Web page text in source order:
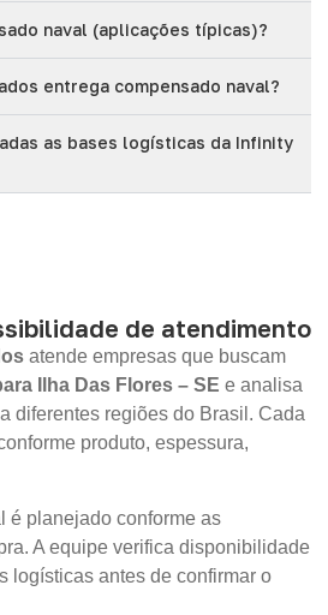
naval (aplicações típicas)?
entrega compensado naval?
as bases logísticas da Infinity
de atendimento
atende empresas que buscam
Ilha Das Flores – SE e analisa
diferentes regiões do Brasil. Cada
produto, espessura,
é planejado conforme as
A equipe verifica disponibilidade
logísticas antes de confirmar o